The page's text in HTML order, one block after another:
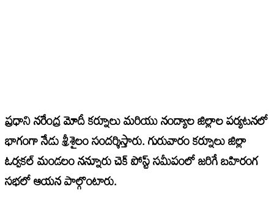
ప్రధాని నరేంద్ర మోదీ కర్నూలు మరియు నంద్యాల జిల్లాల పర్యటనలో
భాగంగా నేడు శ్రీశైలం సందర్శిస్తారు. గురువారం కర్నూలు జిల్లా
ఓర్వకల్ మండలం నన్నూరు చెక్ పోస్ట్ సమీపంలో జరిగే బహిరంగ
సభలో ఆయన పాల్గొంటారు.